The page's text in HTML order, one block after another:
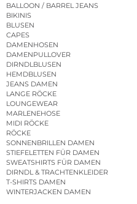
BALLOON / BARREL JEANS
BIKINIS
BLUSEN
CAPES
DAMENHOSEN
DAMENPULLOVER
DIRNDLBLUSEN
HEMDBLUSEN
JEANS DAMEN
LANGE RÖCKE
LOUNGEWEAR
MARLENEHOSE
MIDI RÖCKE
RÖCKE
SONNENBRILLEN DAMEN
STIEFELETTEN FÜR DAMEN
SWEATSHIRTS FÜR DAMEN
DIRNDL & TRACHTENKLEIDER
T-SHIRTS DAMEN
WINTERJACKEN DAMEN